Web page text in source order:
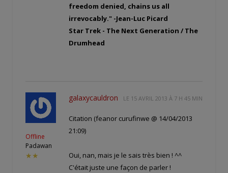
freedom denied, chains us all
irrevocably." -Jean-Luc Picard
Star Trek - The Next Generation / The
Drumhead
Offline
Padawan
★★
galaxycauldron LE 15 AVRIL 2013 À 7 H 45 MIN
Citation (feanor curufinwe @ 14/04/2013
21:09)
Oui, nan, mais je le sais très bien ! ^^
C'était juste une façon de parler !